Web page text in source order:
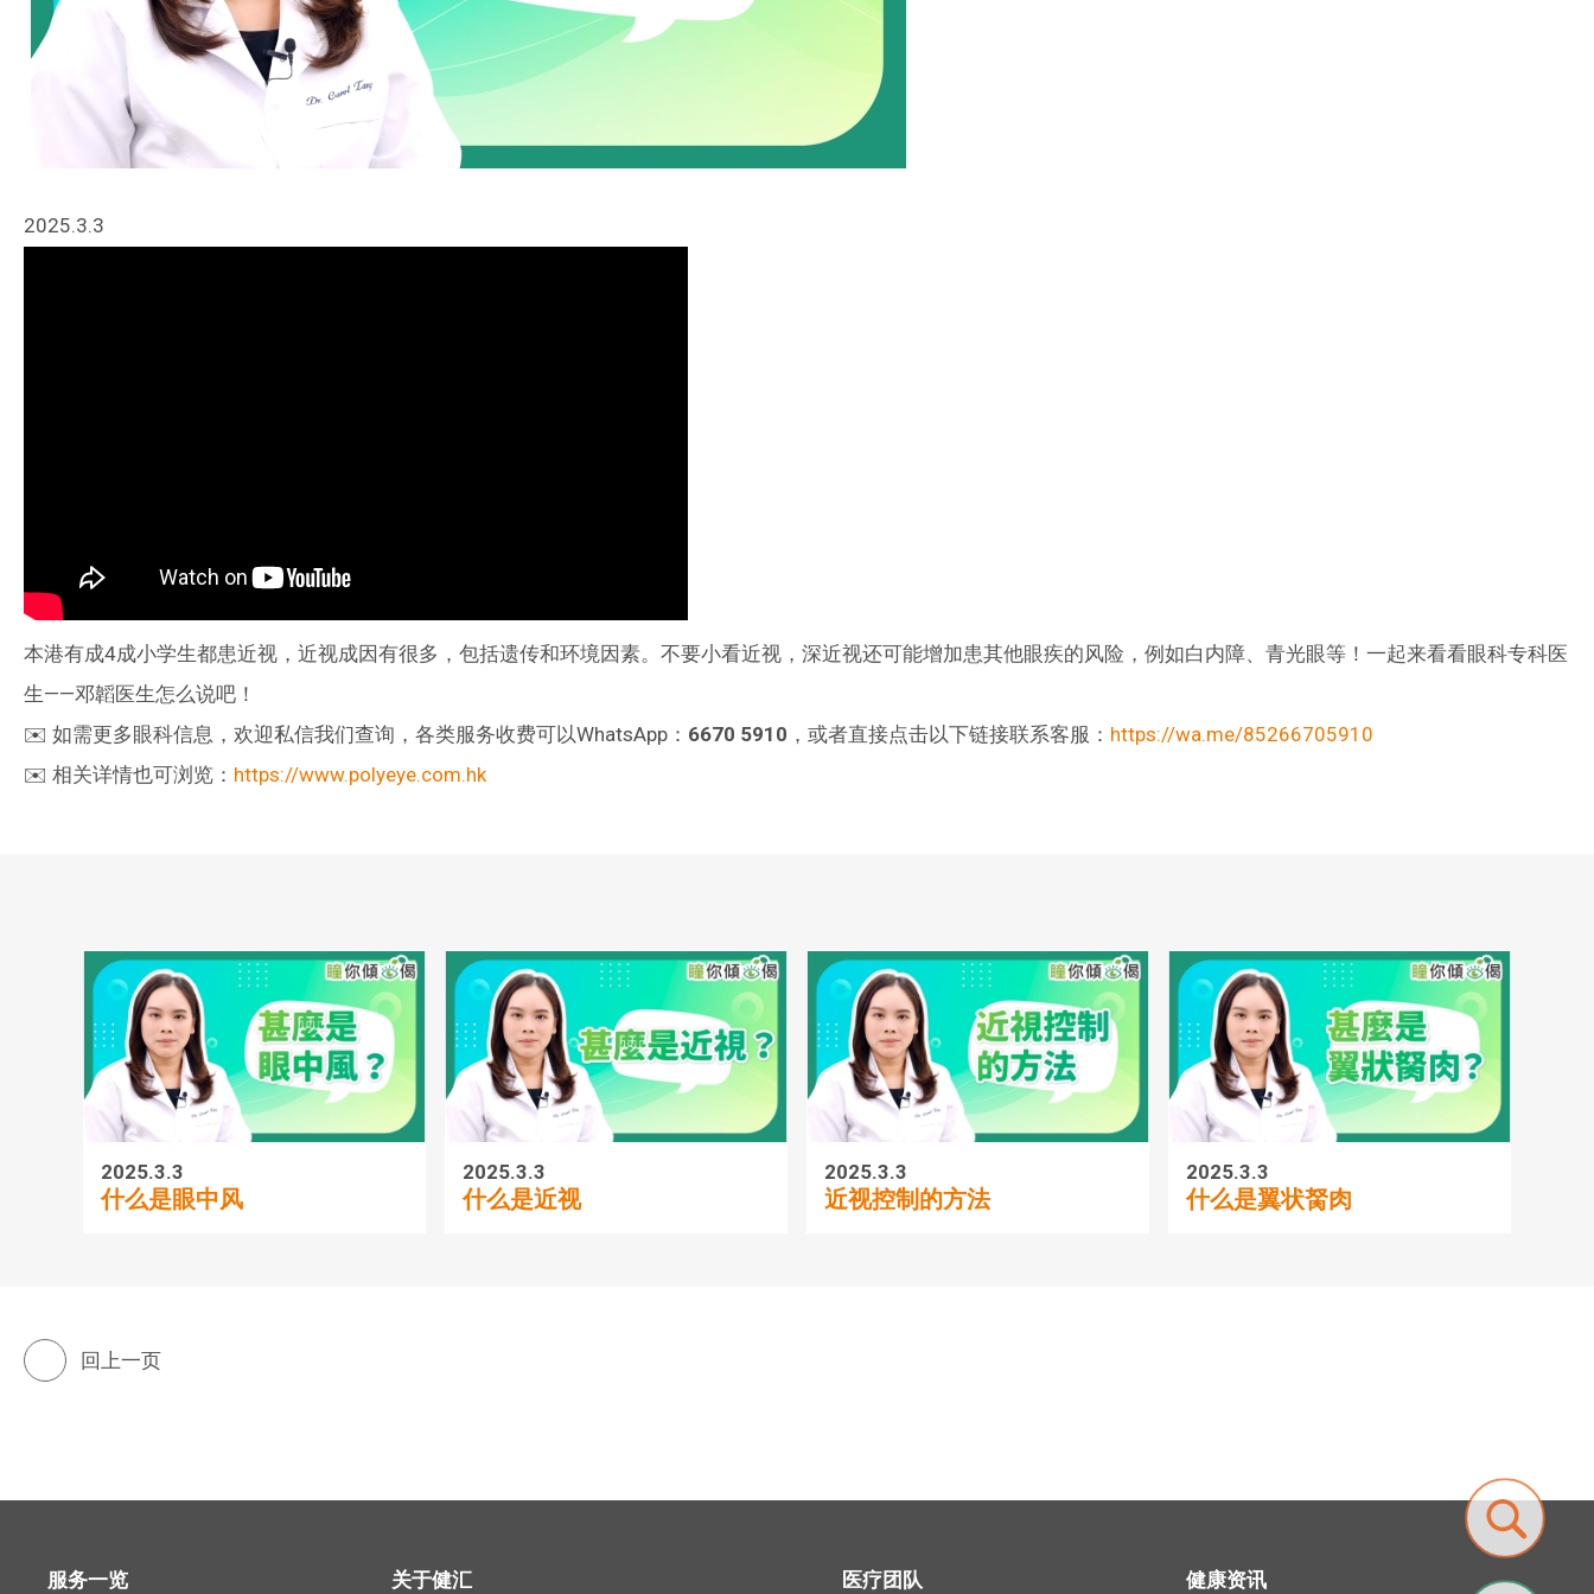
2025.3.3
本港有成4成小学生都患近视，近视成因有很多，包括遗传和环境因素。不要小看近视，深近视还可能增加患其他眼疾的风险，例如白内障、青光眼等！一起来看看眼科专科医
生——邓韜医生怎么说吧！
✉️ 如需更多眼科信息，欢迎私信我们查询，各类服务收费可以WhatsApp： 6670 5910 ，或者直接点击以下链接联系客服： https://wa.me/85266705910
✉️ 相关详情也可浏览： https://www.polyeye.com.hk
2025.3.3
什么是眼中风
2025.3.3
什么是近视
2025.3.3
近视控制的方法
2025.3.3
什么是翼状胬肉
回上一页
服务一览 关于健汇 医疗团队 健康资讯